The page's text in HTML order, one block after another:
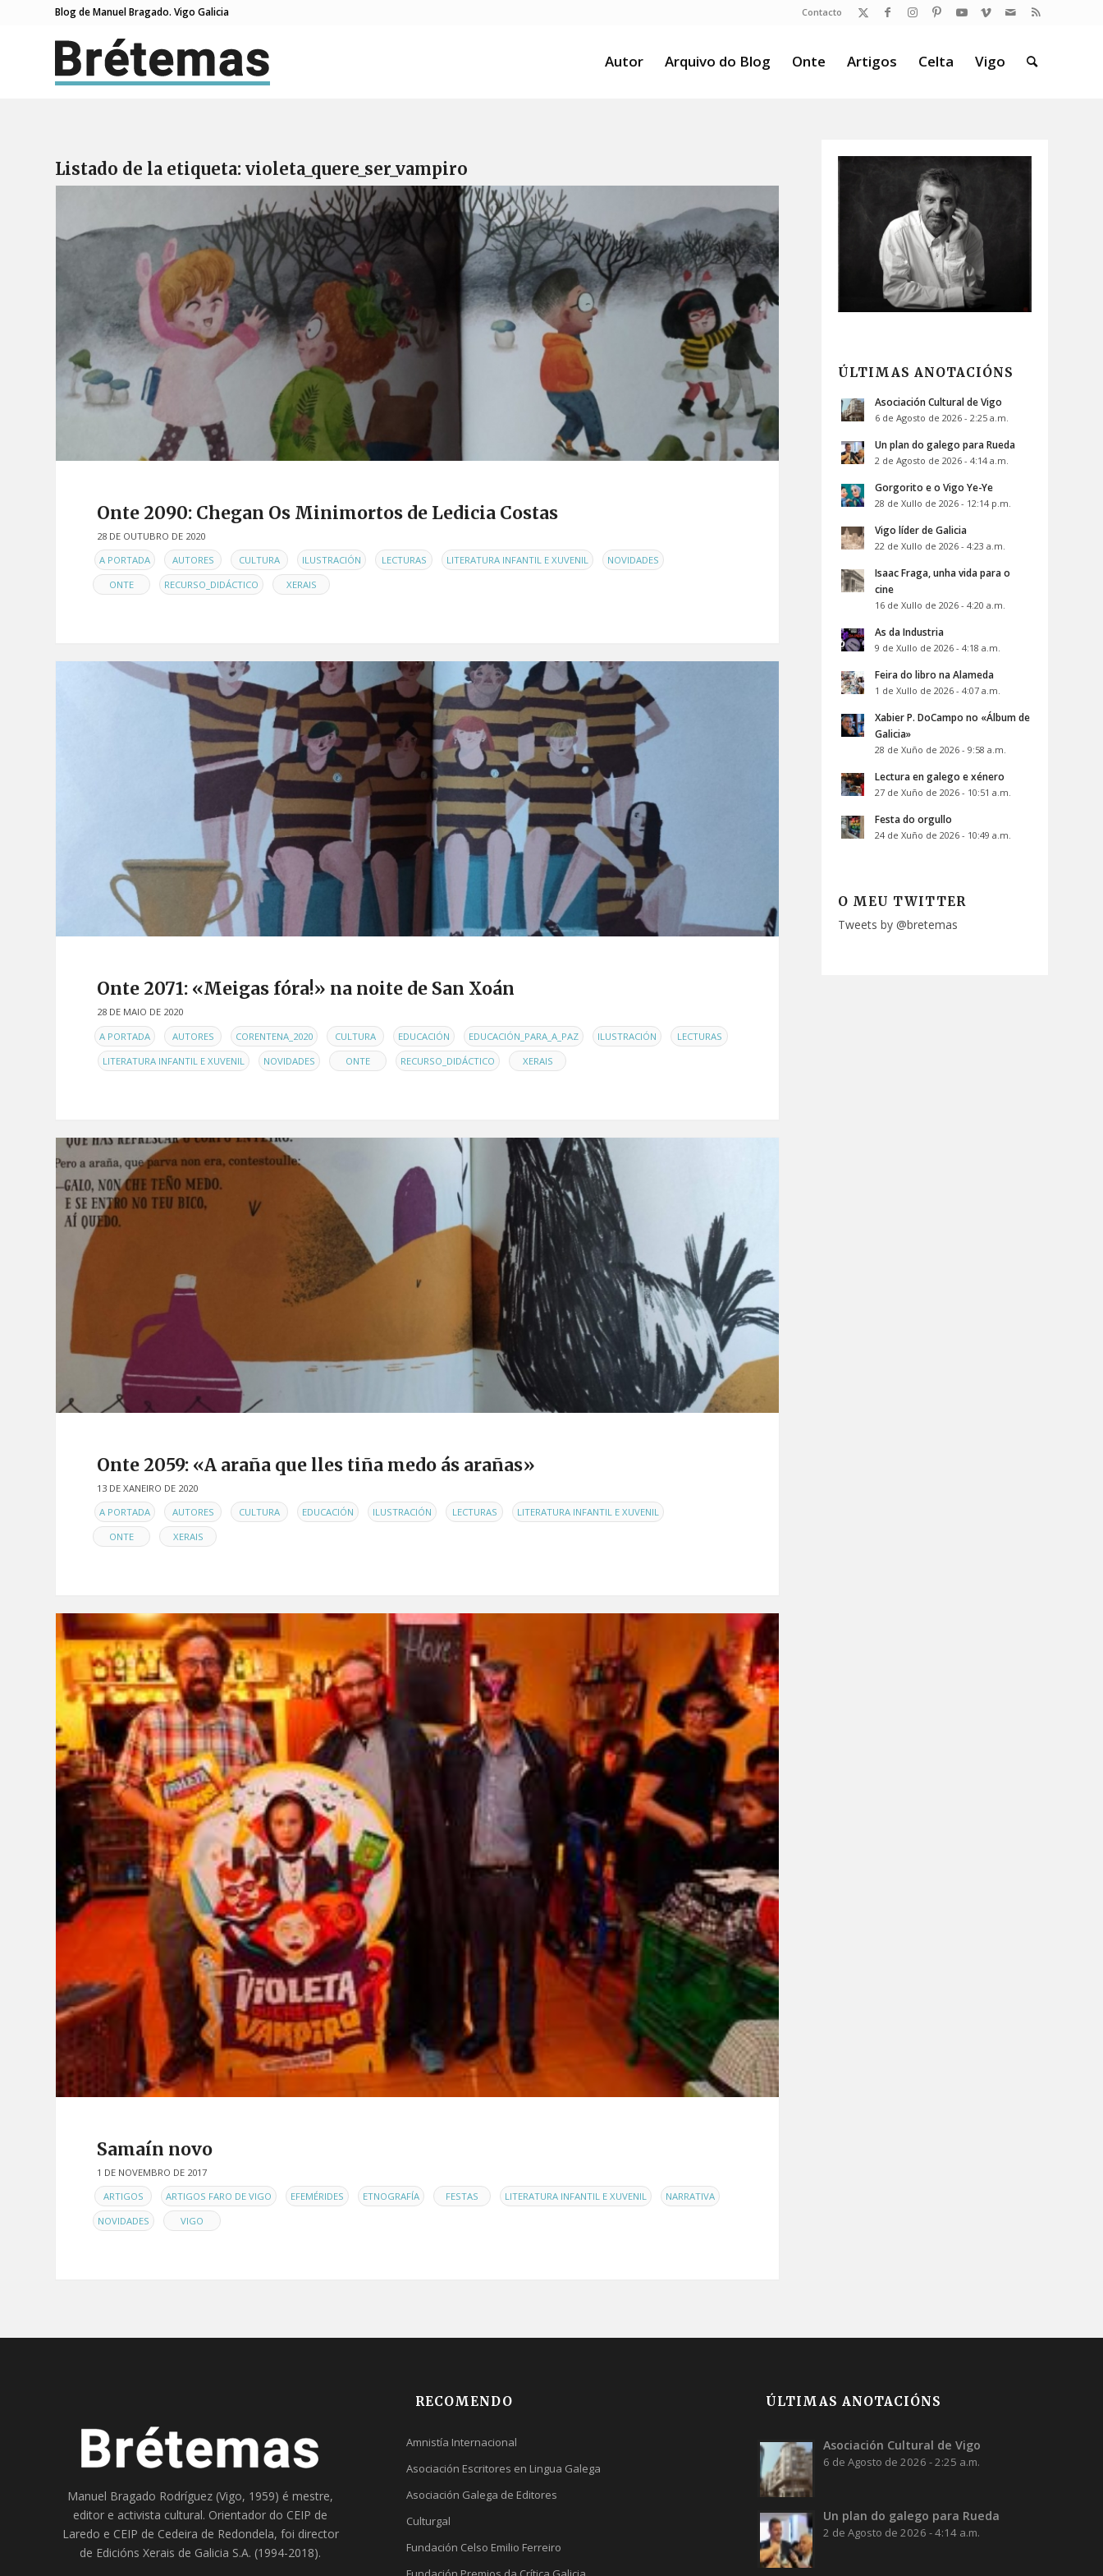
Contacto
Blog de Manuel Bragado. Vigo Galicia
Autor Arquivo do Blog Onte Artigos Celta Vigo
Listado de la etiqueta: violeta_quere_ser_vampiro
Onte 2090: Chegan Os Minimortos de Ledicia Costas
28 DE OUTUBRO DE 2020
ENA PORTADA AUTORES CULTURA ILUSTRACIÓN LECTURAS LITERATURA INFANTIL E XUVENIL NOVIDADES
ONTE RECURSO_DIDÁCTICO XERAIS
Onte 2071: «Meigas fóra!» na noite de San Xoán
28 DE MAIO DE 2020
ENA PORTADA AUTORES CORENTENA_2020 CULTURA EDUCACIÓN EDUCACIÓN_PARA_A_PAZ ILUSTRACIÓN
LECTURAS
LITERATURA INFANTIL E XUVENIL NOVIDADES ONTE RECURSO_DIDÁCTICO XERAIS
Onte 2059: «A araña que lles tiña medo ás arañas»
13 DE XANEIRO DE 2020
ENA PORTADA AUTORES CULTURA EDUCACIÓN ILUSTRACIÓN LECTURAS LITERATURA INFANTIL E XUVENIL
ONTE XERAIS
Samaín novo
1 DE NOVEMBRO DE 2017
EN ARTIGOS ARTIGOS FARO DE VIGO EFEMÉRIDES ETNOGRAFÍA FESTAS LITERATURA INFANTIL E XUVENIL NARRATIVA
NOVIDADES VIGO
ÚLTIMAS ANOTACIÓNS
Asociación Cultural de Vigo
6 de Agosto de 2026 - 2:25 a.m.
Un plan do galego para Rueda
2 de Agosto de 2026 - 4:14 a.m.
Gorgorito e o Vigo Ye-Ye
28 de Xullo de 2026 - 12:14 p.m.
Vigo líder de Galicia
22 de Xullo de 2026 - 4:23 a.m.
Isaac Fraga, unha vida para o
cine
16 de Xullo de 2026 - 4:20 a.m.
As da Industria
9 de Xullo de 2026 - 4:18 a.m.
Feira do libro na Alameda
1 de Xullo de 2026 - 4:07 a.m.
Xabier P. DoCampo no «Álbum de
Galicia»
28 de Xuño de 2026 - 9:58 a.m.
Lectura en galego e xénero
27 de Xuño de 2026 - 10:51 a.m.
Festa do orgullo
24 de Xuño de 2026 - 10:49 a.m.
O MEU TWITTER
Tweets by @bretemas
Manuel Bragado Rodríguez (Vigo, 1959) é mestre,
editor e activista cultural. Orientador do CEIP de
Laredo e CEIP de Cedeira de Redondela, foi director
de Edicións Xerais de Galicia S.A. (1994-2018).
RECOMENDO
Amnistía Internacional
Asociación Escritores en Lingua Galega
Asociación Galega de Editores
Culturgal
Fundación Celso Emilio Ferreiro
ÚLTIMAS ANOTACIÓNS
Asociación Cultural de Vigo
6 de Agosto de 2026 - 2:25 a.m.
Un plan do galego para Rueda
2 de Agosto de 2026 - 4:14 a.m.